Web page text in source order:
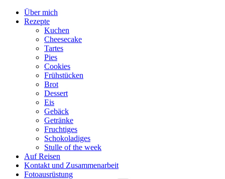
Über mich
Rezepte
Kuchen
Cheesecake
Tartes
Pies
Cookies
Frühstücken
Brot
Dessert
Eis
Gebäck
Getränke
Fruchtiges
Schokoladiges
Stulle of the week
Auf Reisen
Kontakt und Zusammenarbeit
Fotoausrüstung